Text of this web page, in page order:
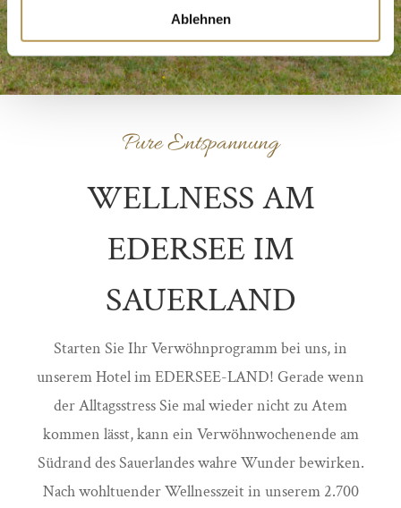
Ablehnen
Pure Entspannung
WELLNESS AM
EDERSEE IM
SAUERLAND
Starten Sie Ihr Verwöhnprogramm bei uns, in
unserem Hotel im EDERSEE-LAND! Gerade wenn
der Alltagsstress Sie mal wieder nicht zu Atem
kommen lässt, kann ein Verwöhnwochenende am
Südrand des Sauerlandes wahre Wunder bewirken.
Nach wohltuender Wellnesszeit in unserem 2.700